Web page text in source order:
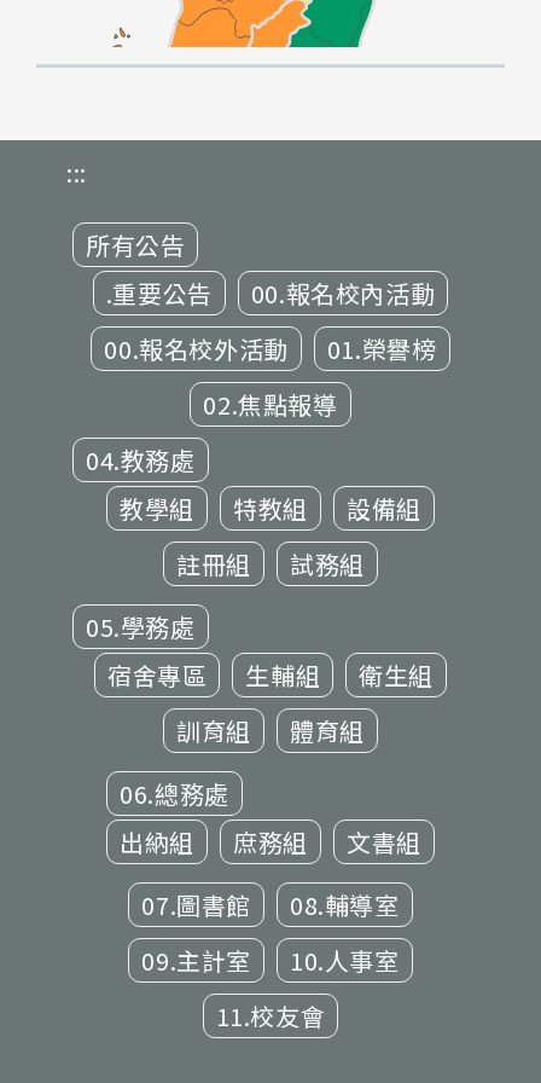
:::
所有公告
.重要公告
00.報名校內活動
00.報名校外活動
01.榮譽榜
02.焦點報導
04.教務處
教學組
特教組
設備組
註冊組
試務組
05.學務處
宿舍專區
生輔組
衛生組
訓育組
體育組
06.總務處
出納組
庶務組
文書組
07.圖書館
08.輔導室
09.主計室
10.人事室
11.校友會